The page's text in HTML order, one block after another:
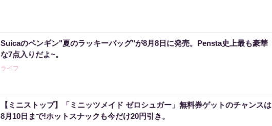
Suicaのペンギン"夏のラッキーバッグ"が8月8日に発売。Pensta史上最も豪華
な7点入りだよ~。
ライフ
【ミニストップ】「ミニッツメイド ゼロシュガー」無料券ゲットのチャンスは
8月10日まで!ホットスナックも今だけ20円引き。